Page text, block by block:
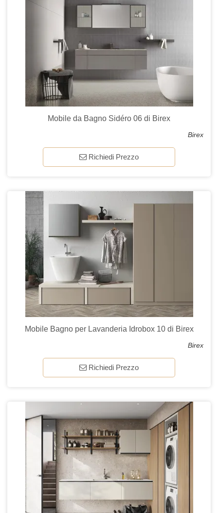
Mobile da Bagno Sidéro 06 di Birex
Birex
Richiedi Prezzo
Mobile Bagno per Lavanderia Idrobox 10 di Birex
Birex
Richiedi Prezzo